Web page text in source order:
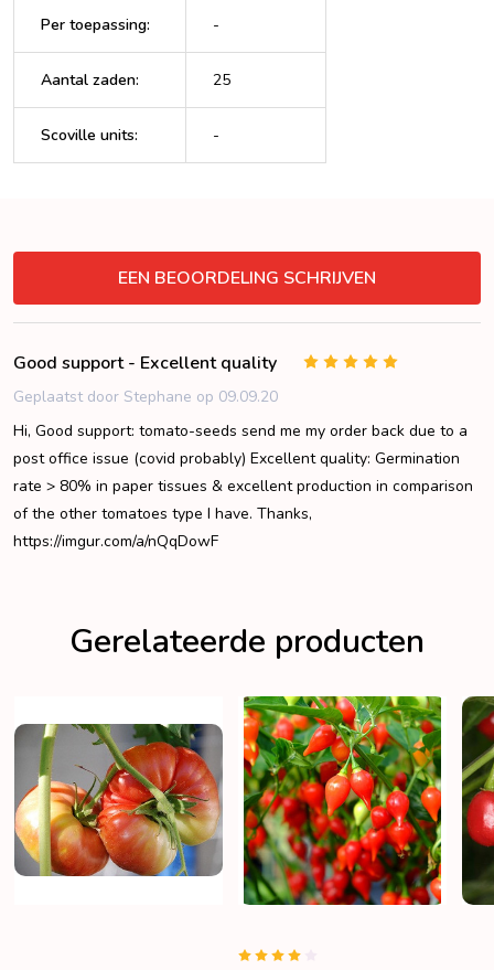
Per toepassing: -
Aantal zaden: 25
Scoville units: -
EEN BEOORDELING SCHRIJVEN
Good support - Excellent quality
Geplaatst door Stephane op 09.09.20
Hi, Good support: tomato-seeds send me my order back due to a
post office issue (covid probably) Excellent quality: Germination
rate > 80% in paper tissues & excellent production in comparison
of the other tomatoes type I have. Thanks,
https://imgur.com/a/nQqDowF
Gerelateerde producten